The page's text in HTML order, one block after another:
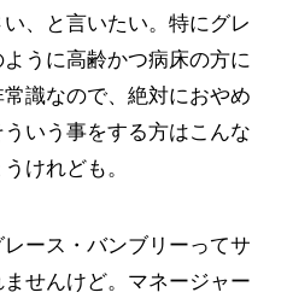
、と言いたい。特にグレ
うに高齢かつ病床の方に
識なので、絶対におやめ
いう事をする方はこんな
けれども。
ース・バンブリーってサ
せんけど。マネージャー